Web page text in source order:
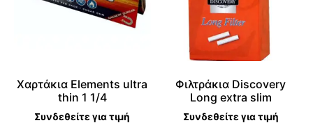
Χαρτάκια Elements ultra
thin 1 1/4
Συνδεθείτε για τιμή
Φιλτράκια Discovery
Long extra slim
Συνδεθείτε για τιμή